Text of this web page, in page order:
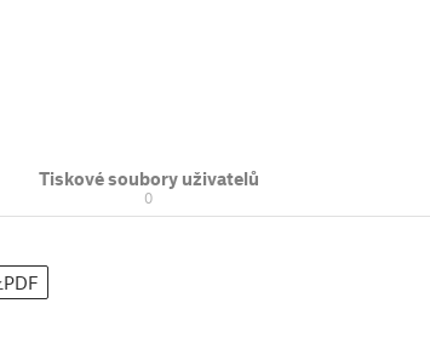
Tiskové soubory uživatelů
0
PDF